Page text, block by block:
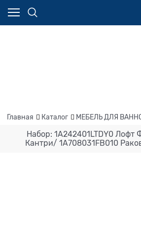
Главная Каталог МЕБЕЛЬ ДЛЯ
Набор: 1A242401LTDY0 Лофт
Кантри/ 1A708031FB010